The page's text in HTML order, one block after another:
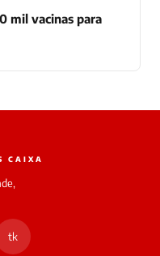
mil vacinas para
CAIXA
tk